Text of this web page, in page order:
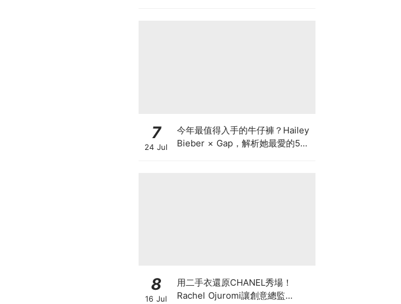
7
24 Jul
今年最值得入手的牛仔褲？Hailey
Bieber × Gap，解析她最愛的5種
8
16 Jul
用二手衣還原CHANEL秀場！
Rachel Ojuromi讓創意總監